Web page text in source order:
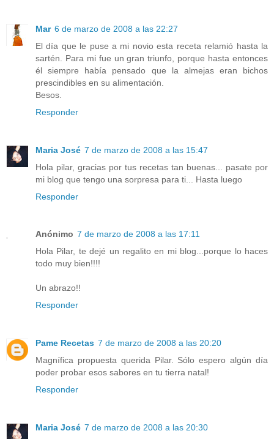
Mar 6 de marzo de 2008 a las 22:27
El día que le puse a mi novio esta receta relamió hasta la
sartén. Para mi fue un gran triunfo, porque hasta entonces
él siempre había pensado que la almejas eran bichos
prescindibles en su alimentación.
Besos.
Responder
Maria José 7 de marzo de 2008 a las 15:47
Hola pilar, gracias por tus recetas tan buenas... pasate por
mi blog que tengo una sorpresa para ti... Hasta luego
Responder
Anónimo 7 de marzo de 2008 a las 17:11
Hola Pilar, te dejé un regalito en mi blog...porque lo haces
todo muy bien!!!!
Un abrazo!!
Responder
Pame Recetas 7 de marzo de 2008 a las 20:20
Magnífica propuesta querida Pilar. Sólo espero algún día
poder probar esos sabores en tu tierra natal!
Responder
Maria José 7 de marzo de 2008 a las 20:30